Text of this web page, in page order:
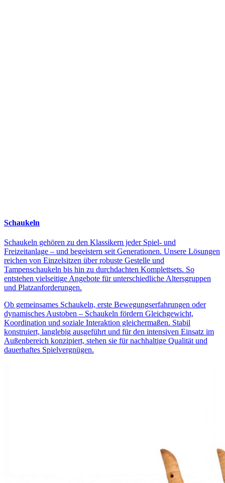
Schaukeln
Schaukeln gehören zu den Klassikern jeder Spiel- und
Freizeitanlage – und begeistern seit Generationen. Unsere Lösungen
reichen von Einzelsitzen über robuste Gestelle und
Tampenschaukeln bis hin zu durchdachten Komplettsets. So
entstehen vielseitige Angebote für unterschiedliche Altersgruppen
und Platzanforderungen.
Ob gemeinsames Schaukeln, erste Bewegungserfahrungen oder
dynamisches Austoben – Schaukeln fördern Gleichgewicht,
Koordination und soziale Interaktion gleichermaßen. Stabil
konstruiert, langlebig ausgeführt und für den intensiven Einsatz im
Außenbereich konzipiert, stehen sie für nachhaltige Qualität und
dauerhaftes Spielvergnügen.